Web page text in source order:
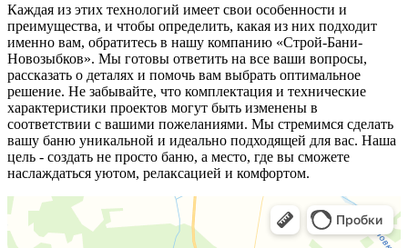
Каждая из этих технологий имеет свои особенности и
преимущества, и чтобы определить, какая из них подходит
именно вам, обратитесь в нашу компанию «Строй-Бани-
Новозыбков». Мы готовы ответить на все ваши вопросы,
рассказать о деталях и помочь вам выбрать оптимальное
решение. Не забывайте, что комплектация и технические
характеристики проектов могут быть изменены в
соответствии с вашими пожеланиями. Мы стремимся сделать
вашу баню уникальной и идеально подходящей для вас. Наша
цель - создать не просто баню, а место, где вы сможете
наслаждаться уютом, релаксацией и комфортом.